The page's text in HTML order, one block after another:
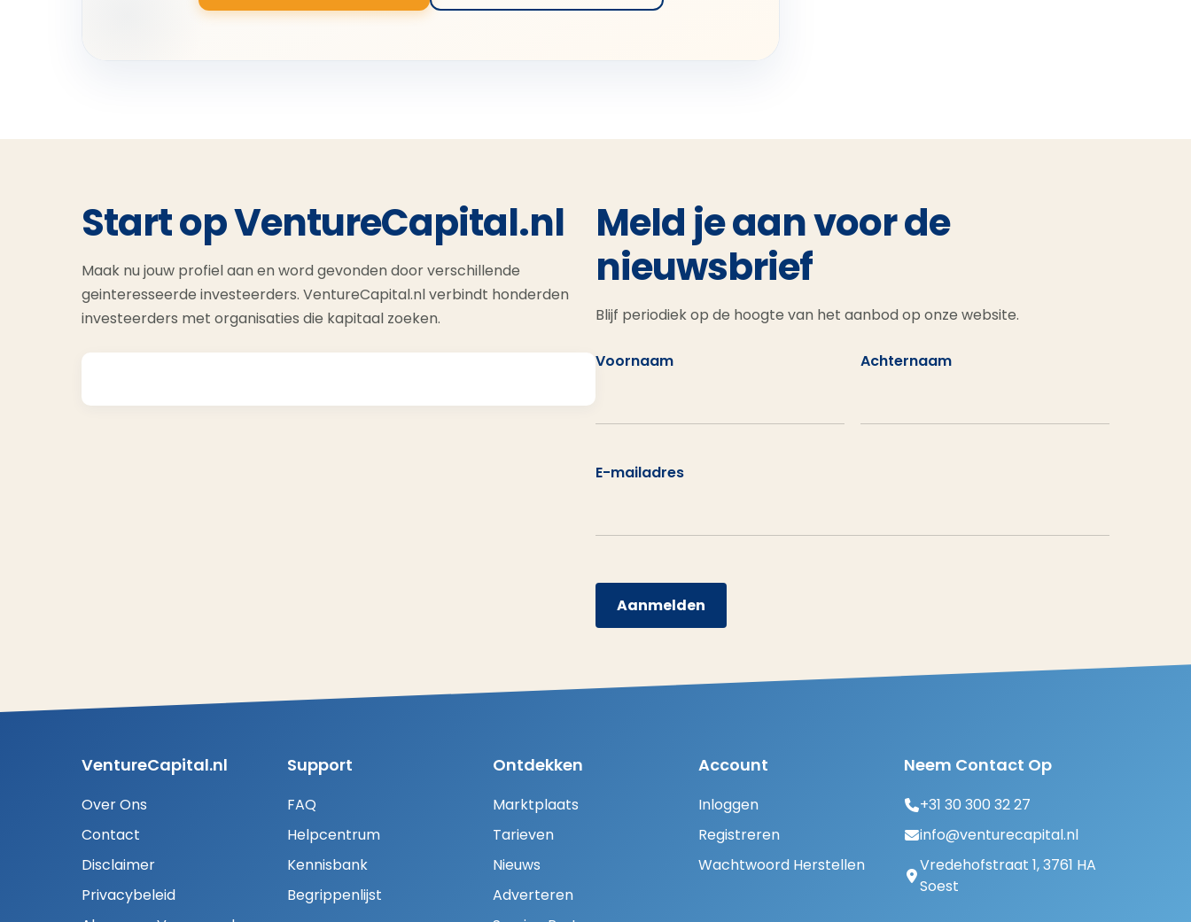
Start op VentureCapital.nl
Maak nu jouw profiel aan en word gevonden door verschillende
geinteresseerde investeerders. VentureCapital.nl verbindt honderden
investeerders met organisaties die kapitaal zoeken.
Meld je aan voor de
nieuwsbrief
Blijf periodiek op de hoogte van het aanbod op onze website.
Voornaam Achternaam
E-mailadres
Aanmelden
VentureCapital.nl
Over Ons
Contact
Disclaimer
Privacybeleid
Support
FAQ
Helpcentrum
Kennisbank
Begrippenlijst
Ontdekken
Marktplaats
Tarieven
Nieuws
Adverteren
Account
Inloggen
Registreren
Wachtwoord Herstellen
Neem Contact Op
+31 30 300 32 27
info@venturecapital.nl
Vredehofstraat 1, 3761 HA
Soest